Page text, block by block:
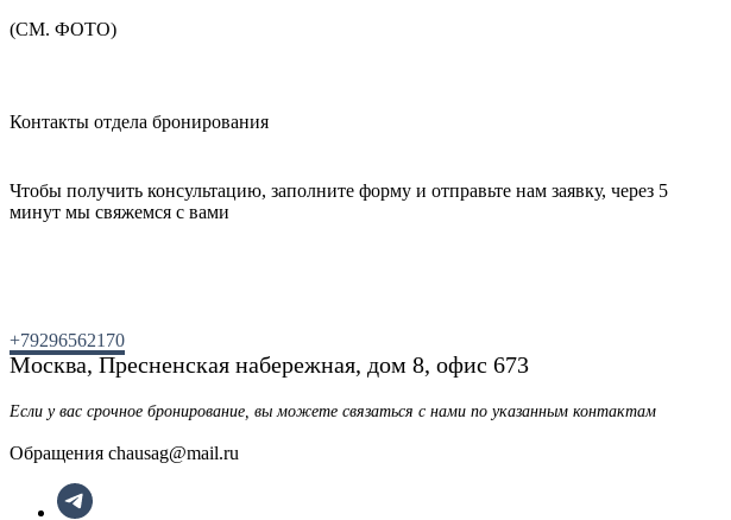
(СМ. ФОТО)
Контакты отдела бронирования
Чтобы получить консультацию, заполните форму и отправьте нам заявку, через 5
минут мы свяжемся с вами
+79296562170
Москва, Пресненская набережная, дом 8, офис 673
Если у вас срочное бронирование, вы можете связаться с нами по указанным контактам
Обращения chausag@mail.ru